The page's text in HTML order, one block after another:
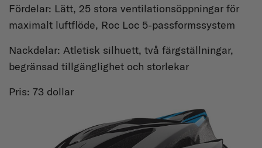
Fördelar: Lätt, 25 stora ventilationsöppningar för
maximalt luftflöde, Roc Loc 5-passformssystem
Nackdelar: Atletisk silhuett, två färgställningar,
begränsad tillgänglighet och storlekar
Pris: 73 dollar